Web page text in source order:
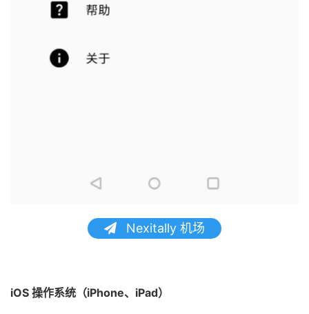
Nexitally 机场
iOS 操作系统（iPhone、iPad）